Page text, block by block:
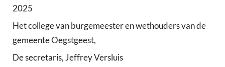
2025
Het college van burgemeester en wethouders van de
gemeente Oegstgeest,
De secretaris, Jeffrey Versluis